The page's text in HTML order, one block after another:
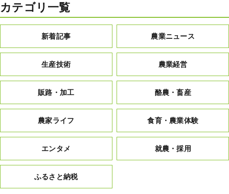
カテゴリ一覧
新着記事 農業ニュース
生産技術 農業経営
販路・加工 酪農・畜産
農家ライフ 食育・農業体験
エンタメ 就農・採用
ふるさと納税